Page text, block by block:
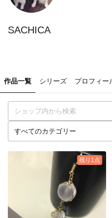
SACHICA
作品一覧 シリーズ プロフィー
残り1点